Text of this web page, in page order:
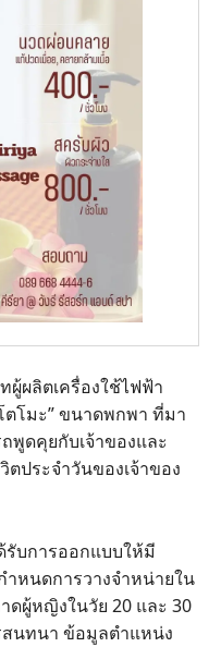
ผู้ผลิตเครื่องใช้ไฟฟ้า
โมะ” ขนาดพกพา ที่มา
ดคุยกับเจ้าของและ
ตประจำวันของเจ้าของ
รับการออกแบบให้มี
หนดการวางจำหน่ายใน
ดผู้หญิงในวัย 20 และ 30
นทนา ข้อมูลตำแหน่ง